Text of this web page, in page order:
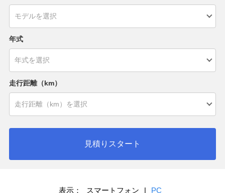
年式
走行距離（km）
見積りスタート
表示： スマートフォン | PC